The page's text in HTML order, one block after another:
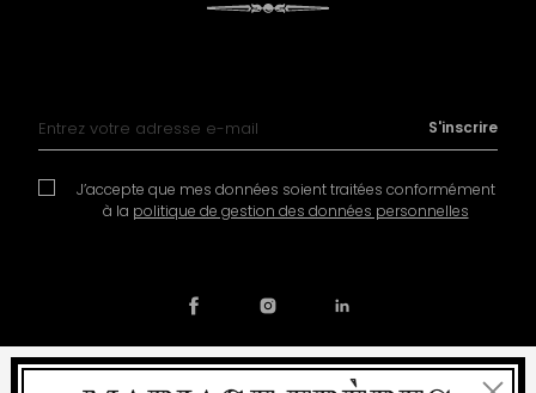
J’accepte que mes données soient traitées conformément
à la politique de gestion des données personnelles
S'inscrire